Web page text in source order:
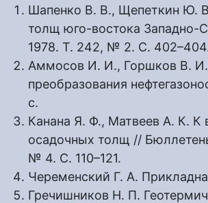
Шапенко В. В., Щепеткин Ю.
толщ юго-востока
1978. Т. 242, № 2. С.
Аммосов И. И., Горшков В.
преобразования
с.
Канана Я. Ф., Матвеев А. К. К
осадочных толщ //
№ 4. С. 110–121.
Череменский Г. А.
Гречишников Н. П.